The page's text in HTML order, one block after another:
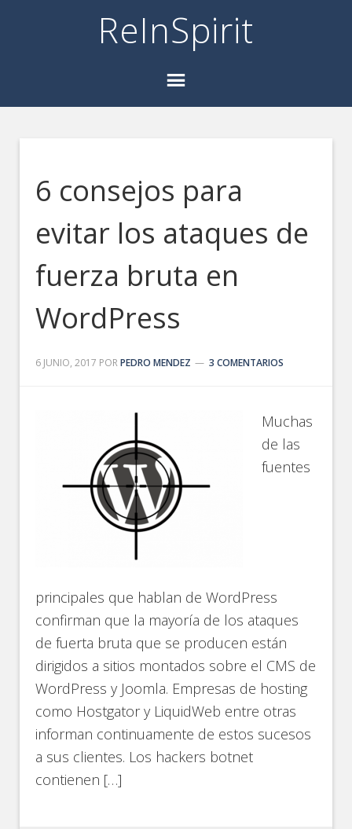
ReInSpirit
6 consejos para
evitar los ataques de
fuerza bruta en
WordPress
6 JUNIO, 2017 PORPEDRO MENDEZ 3 COMENTARIOS
Muchas
de las
fuentes
principales que hablan de WordPress
confirman que la mayoría de los ataques
de fuerta bruta que se producen están
dirigidos a sitios montados sobre el CMS de
WordPress y Joomla. Empresas de hosting
como Hostgator y LiquidWeb entre otras
informan continuamente de estos sucesos
a sus clientes. Los hackers botnet
contienen […]